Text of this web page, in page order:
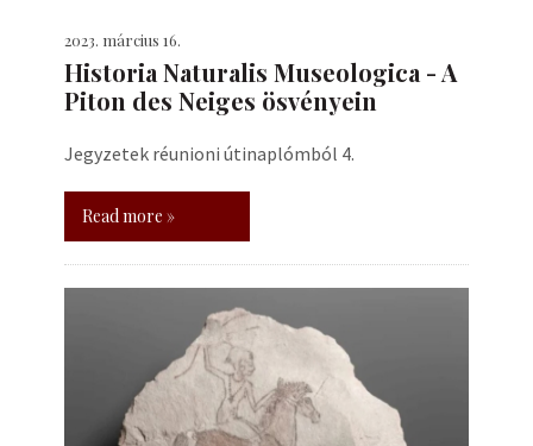
2023. március 16.
Historia Naturalis Museologica - A
Piton des Neiges ösvényein
Jegyzetek réunioni útinaplómból 4.
Read more »